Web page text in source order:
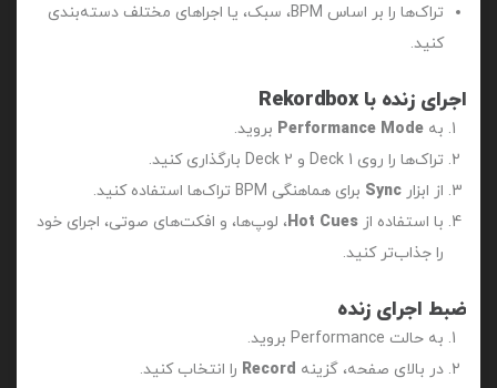
تراک‌ها را بر اساس BPM، سبک، یا اجراهای مختلف دسته‌بندی
کنید.
اجرای زنده با Rekordbox
به Performance Mode بروید.
تراک‌ها را روی Deck 1 و Deck 2 بارگذاری کنید.
از ابزار Sync برای هماهنگی BPM تراک‌ها استفاده کنید.
با استفاده از Hot Cues، لوپ‌ها، و افکت‌های صوتی، اجرای خود
را جذاب‌تر کنید.
ضبط اجرای زنده
به حالت Performance بروید.
در بالای صفحه، گزینه Record را انتخاب کنید.